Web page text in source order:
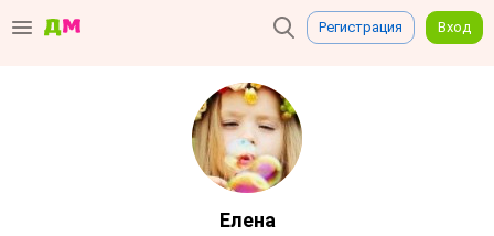
Регистрация Вход
Елена